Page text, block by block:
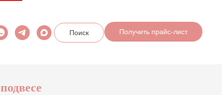
Поиск Получить прайс-лист